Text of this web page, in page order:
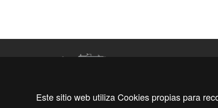
performance demands precision
Este sitio web utiliza Cookies propias para